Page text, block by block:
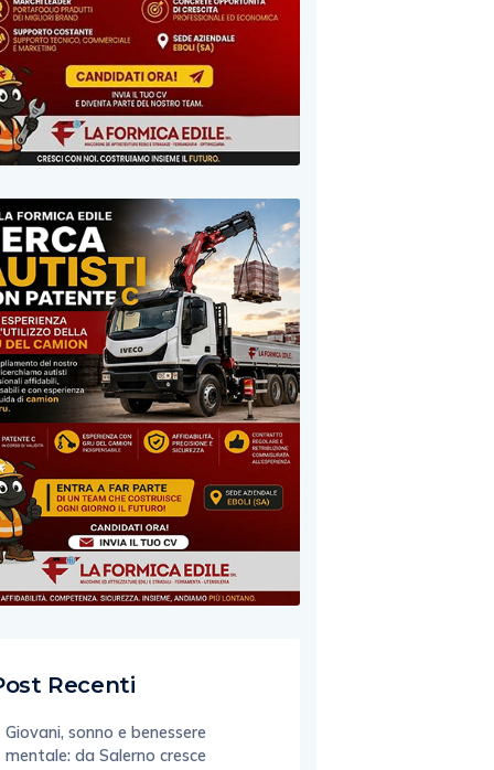
Recenti
Giovani, sonno e benessere
mentale: da Salerno cresce